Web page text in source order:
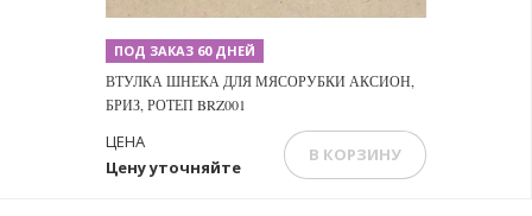
ПОД ЗАКАЗ 60 ДНЕЙ
ВТУЛКА ШНЕКА ДЛЯ МЯСОРУБКИ АКСИОН,
БРИЗ, РОТЕП BRZ001
Цену уточняйте
ЦЕНА
В КОРЗИНУ